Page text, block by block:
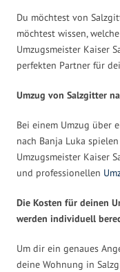
Du möchtest von
möchtest wissen, welche
Umzugsmeister Kaiser
perfekten Partner für
Umzug von Salzgitter
Bei einem Umzug über
nach Banja Luka
Umzugsmeister Kaiser
und professionellen
Die Kosten für deinen
werden individuell
Um dir ein genaues
deine Wohnung in